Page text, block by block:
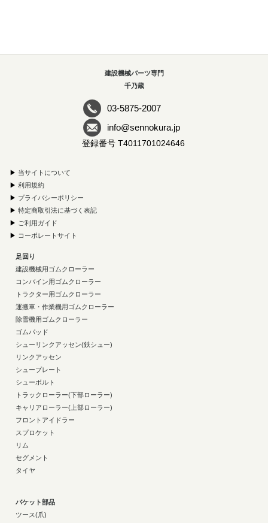
建設機械パーツ専門
千乃蔵
03-5875-2007
info@sennokura.jp
登録番号 T4011701024646
▶ 当サイトについて
▶ 利用規約
▶ プライバシーポリシー
▶ 特定商取引法に基づく表記
▶ ご利用ガイド
▶ コーポレートサイト
足回り
建設機械用ゴムクローラー
コンバイン用ゴムクローラー
トラクター用ゴムクローラー
運搬車・作業機用ゴムクローラー
除雪機用ゴムクローラー
ゴムパッド
シューリンクアッセン(鉄シュー)
リンクアッセン
シュープレート
シューボルト
トラックローラー(下部ローラー)
キャリアローラー(上部ローラー)
フロントアイドラー
スプロケット
リム
セグメント
タイヤ
バケット部品
ツース(爪)